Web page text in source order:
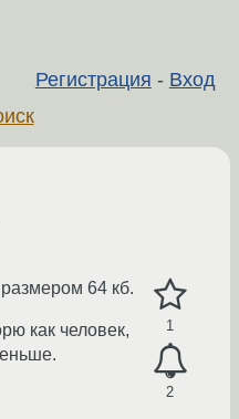
Регистрация - Вход
1
2
64 кб.
как человек,